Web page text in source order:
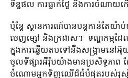
ទិន្នផល ការធ្លាក់ថ្លៃ និងការចំណាយ
ប៉ុន្តែ ស្ថានការណ៍​បាន​បន្ត​កាន់តែ​
ចេញ​ម្សៅ និង​ក្រដាស។ ទណ្ឌកម្ម
ក្នុងការឆ្លើយតបទៅនឹងសង្គ្រាមនៅអ៊ុយ
ចូលទីផ្សារអឺរ៉ុបយ៉ាងមានប្រសិទ្ធភា
ចំណោមអ្នកទិញឈើដ៏ធំបំផុតរបស់រុស្